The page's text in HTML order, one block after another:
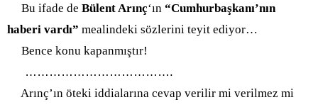
Bu ifade de Bülent Arınç‘ın “Cumhurbaşkanı’nın
haberi vardı” mealindeki sözlerini teyit ediyor…
Bence konu kapanmıştır!
………………………… …….
Arınç’ın öteki iddialarına cevap verilir mi verilmez mi